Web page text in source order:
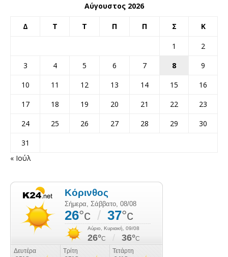
Αύγουστος 2026
Δ Τ Τ Π Π Σ Κ
1
2
3
4 5 6 7 8
9
10
11 12 13 14 15
16
17
18 19 20 21 22
23
24
25 26 27 28 29
30
31
« Ιούλ